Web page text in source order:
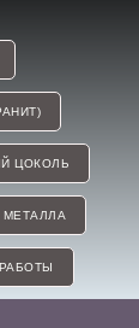
ЦОКОЛЬ
МЕТАЛЛА